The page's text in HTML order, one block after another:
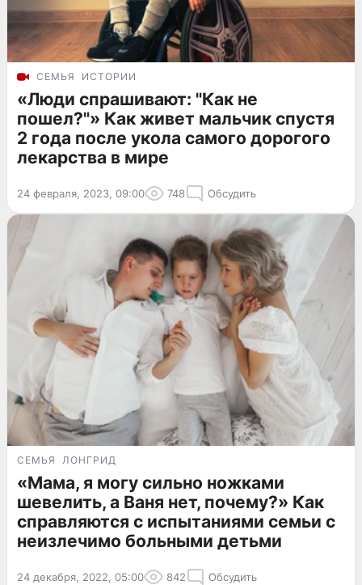
СЕМЬЯ ИСТОРИИ
«Люди спрашивают: "Как не
пошел?"» Как живет мальчик спустя
2 года после укола самого дорогого
лекарства в мире
24 февраля, 2023, 09:00 748 Обсудить
СЕМЬЯ ЛОНГРИД
«Мама, я могу сильно ножками
шевелить, а Ваня нет, почему?» Как
справляются с испытаниями семьи с
неизлечимо больными детьми
24 декабря, 2022, 05:00 842 Обсудить